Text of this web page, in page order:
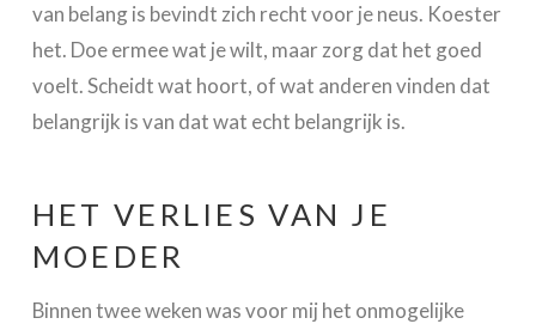
van belang is bevindt zich recht voor je neus. Koester
het. Doe ermee wat je wilt, maar zorg dat het goed
voelt. Scheidt wat hoort, of wat anderen vinden dat
belangrijk is van dat wat echt belangrijk is.
HET VERLIES VAN JE
MOEDER
Binnen twee weken was voor mij het onmogelijke